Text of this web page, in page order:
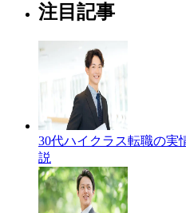
注目記事
30代ハイクラス転職の実
説